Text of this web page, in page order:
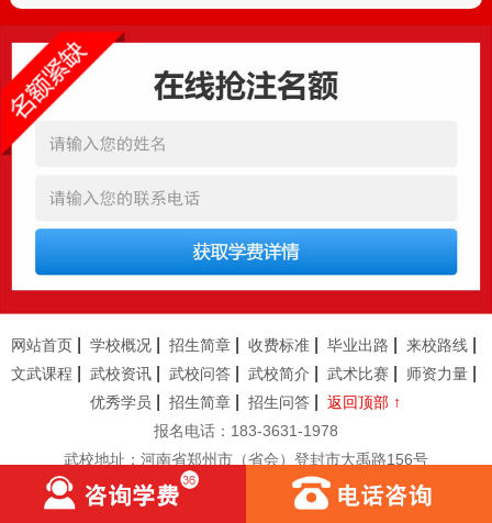
河南安阳 丁** 9岁 男 报名成功
恭贺 河南南阳
恭贺 湖南怀化 任* 6岁 男 报名成功
朱* 12岁 男 报名成功
恭贺 四川成都 曹* 10岁 女 报名成功
恭贺 新疆 古** 11岁 男 报名成功
恭贺 安徽临泉 张** 9岁 男 报名成功
河南郑州 李**
河南郑州
报名成功
报名成功
网站首页| 学校概况| 招生简章| 收费标准| 毕业出路 来校路线|
文武课程 武校资讯| 武校问答| 武校简介 武术比赛| 师资力量|
优秀学员 |招生简章 |招生问答 |返回顶部 ↑
报名电话：183-3631-1978
武校地址：河南省郑州市（省会）登封市大禹路156号